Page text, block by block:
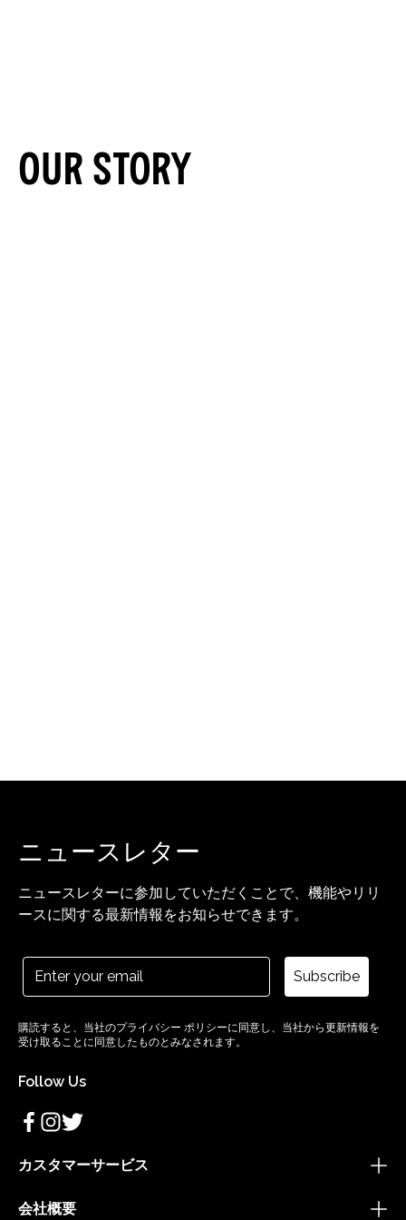
Our Story
カスタマーサービス
会社概要
Follow Us
ニュースレター
ニュースレターに参加していただくことで、機能やリリ
ースに関する最新情報をお知らせできます。
Subscribe
購読すると、当社のプライバシー ポリシーに同意し、当社から更新情報を
受け取ることに同意したものとみなされます。